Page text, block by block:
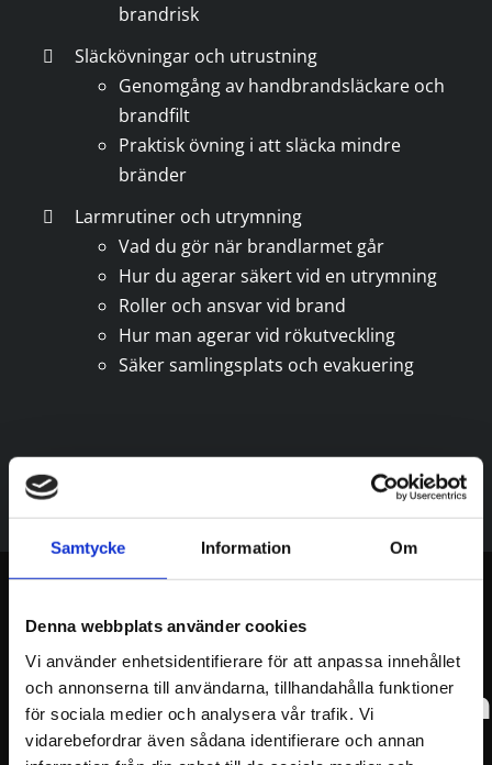
Samtycke Information Om
Denna webbplats använder cookies
Vi använder enhetsidentifierare för att anpassa innehållet
och annonserna till användarna, tillhandahålla funktioner
för sociala medier och analysera vår trafik. Vi
vidarebefordrar även sådana identifierare och annan
brandrisk
Släckövningar och utrustning
Genomgång av handbrandsläckare och
brandfilt
Praktisk övning i att släcka mindre
bränder
Larmrutiner och utrymning
Vad du gör när brandlarmet går
Hur du agerar säkert vid en utrymning
Roller och ansvar vid brand
Hur man agerar vid rökutveckling
Säker samlingsplats och evakuering
Därför är
viktigt